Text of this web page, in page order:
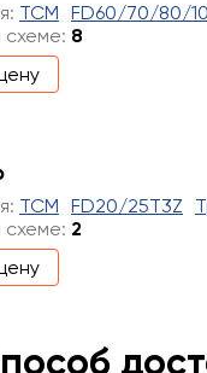
TCM FD60/70/80/
8
TCM FD20/25T3Z
2